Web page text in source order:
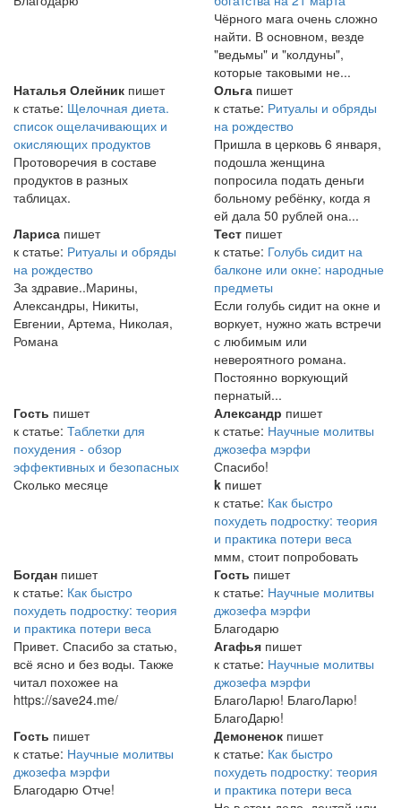
Чёрного мага очень сложно
найти. В основном, везде
"ведьмы" и "колдуны",
которые таковыми не...
Наталья Олейник пишет
к статье: Щелочная диета.
список ощелачивающих и
окисляющих продуктов
Протоворечия в составе
продуктов в разных
таблицах.
Ольга пишет
к статье: Ритуалы и обряды
на рождество
Пришла в церковь 6 января,
подошла женщина
попросила подать деньги
больному ребёнку, когда я
ей дала 50 рублей она...
Лариса пишет
к статье: Ритуалы и обряды
на рождество
За здравие..Марины,
Александры, Никиты,
Евгении, Артема, Николая,
Романа
Тест пишет
к статье: Голубь сидит на
балконе или окне: народные
предметы
Если голубь сидит на окне и
воркует, нужно жать встречи
с любимым или
невероятного романа.
Постоянно воркующий
пернатый...
Гость пишет
к статье: Таблетки для
похудения - обзор
эффективных и безопасных
Сколько месяце
Александр пишет
к статье: Научные молитвы
джозефа мэрфи
Спасибо!
k пишет
к статье: Как быстро
похудеть подростку: теория
и практика потери веса
ммм, стоит попробовать
Богдан пишет
к статье: Как быстро
похудеть подростку: теория
и практика потери веса
Привет. Спасибо за статью,
всё ясно и без воды. Также
читал похожее на
https://save24.me/
Гость пишет
к статье: Научные молитвы
джозефа мэрфи
Благодарю
Агафья пишет
к статье: Научные молитвы
джозефа мэрфи
БлагоЛарю! БлагоЛарю!
БлагоДарю!
Гость пишет
к статье: Научные молитвы
джозефа мэрфи
Благодарю Отче!
Демоненок пишет
к статье: Как быстро
похудеть подростку: теория
и практика потери веса